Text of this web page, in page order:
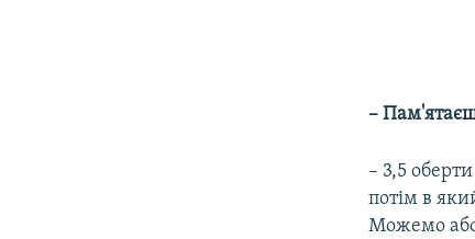
– Пам'ятаєш
– 3,5
потім в
Можемо або